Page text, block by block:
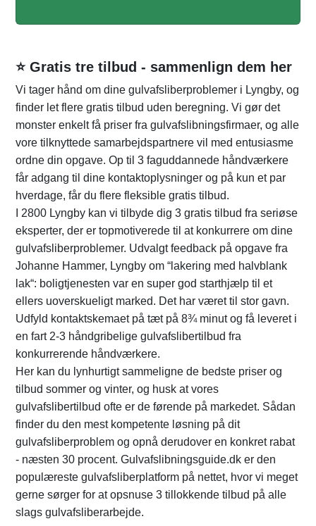
⭐ Gratis tre tilbud - sammenlign dem her
Vi tager hånd om dine gulvafsliberproblemer i Lyngby, og
finder let flere gratis tilbud uden beregning. Vi gør det
monster enkelt få priser fra gulvafslibningsfirmaer, og alle
vore tilknyttede samarbejdspartnere vil med entusiasme
ordne din opgave. Op til 3 faguddannede håndværkere
får adgang til dine kontaktoplysninger og på kun et par
hverdage, får du flere fleksible gratis tilbud.
I 2800 Lyngby kan vi tilbyde dig 3 gratis tilbud fra seriøse
eksperter, der er topmotiverede til at konkurrere om dine
gulvafsliberproblemer. Udvalgt feedback på opgave fra
Johanne Hammer, Lyngby om “lakering med halvblank
lak“: boligtjenesten var en super god starthjælp til et
ellers uoverskueligt marked. Det har været til stor gavn.
Udfyld kontaktskemaet på tæt på 8¾ minut og få leveret i
en fart 2-3 håndgribelige gulvafslibertilbud fra
konkurrerende håndværkere.
Her kan du lynhurtigt sammeligne de bedste priser og
tilbud sommer og vinter, og husk at vores
gulvafslibertilbud ofte er de førende på markedet. Sådan
finder du den mest kompetente løsning på dit
gulvafsliberproblem og opnå derudover en konkret rabat
- næsten 30 procent. Gulvafslibningsguide.dk er den
populæreste gulvafsliberplatform på nettet, hvor vi meget
gerne sørger for at opsnuse 3 tillokkende tilbud på alle
slags gulvafsliberarbejde.